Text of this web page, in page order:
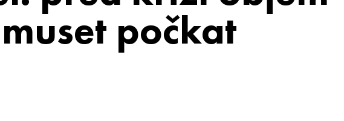
počkat